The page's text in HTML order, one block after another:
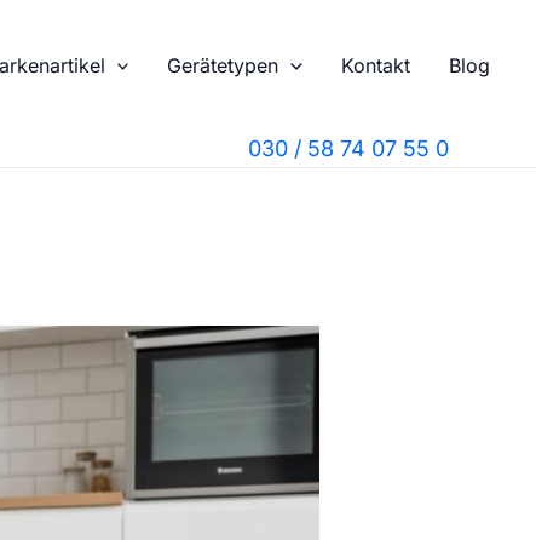
Gerätetypen Kontakt Blog
030 / 58 74 07 55 0